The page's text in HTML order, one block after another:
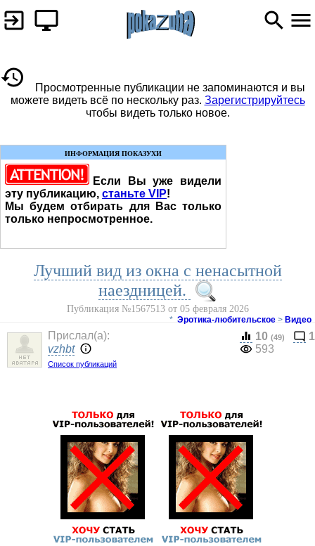
Просмотренные публикации не запоминаются и вы
можете видеть всё по нескольку раз. Зарегистрируйтесь
чтобы видеть только новое.
ИНФОРМАЦИЯ ПОКАЗУХИ
Если Вы уже видели
эту публикацию, станьте VIP!
Мы будем отбирать для Вас только
только непросмотренное.
Лучший вид из окна с ненасытной
наездницей.
Публикация №1567513 от 05 февраля 2026
* Эротика-любительское > Видео
Прислал(a):
vzhbt
Список публикаций
10 (49)
1
593